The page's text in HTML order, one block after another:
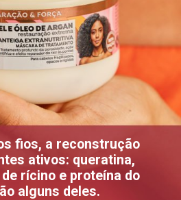
fios, a reconstrução
ativos: queratina,
rícino e proteína do
alguns deles.